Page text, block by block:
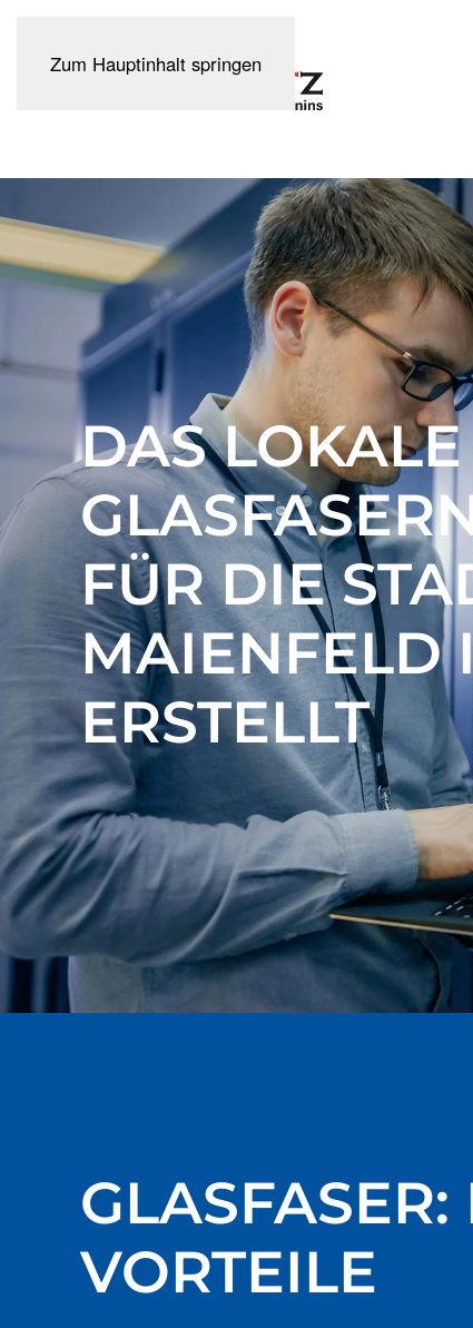
Zum Hauptinhalt springen
DAS LOKALE
FÜR DIE
MAIENFELD
ERSTELLT
VORTEILE